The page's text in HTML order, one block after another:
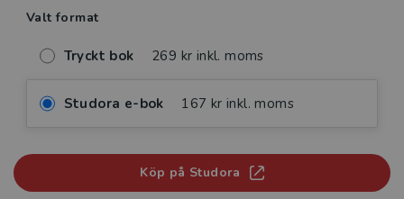
Valt format
Tryckt bok 269 kr inkl. moms
Studora e-bok 167 kr inkl. moms
Köp på Studora